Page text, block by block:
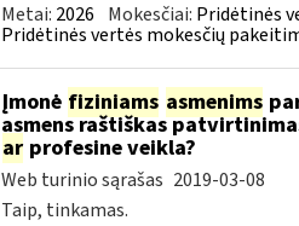
Metai: 2026 Mokesčiai: Pridėtinės
Pridėtinės vertės mokesčių
Įmonė fiziniams asmenims
asmens raštiškas
arprofesine veikla?
Web turinio sąrašas 2019-03-08
Taip, tinkamas.